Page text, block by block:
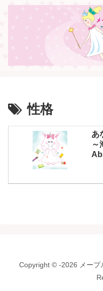
性格
あ
～
Copyright © -2026 メープ